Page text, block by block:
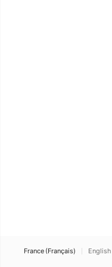
France (Français)